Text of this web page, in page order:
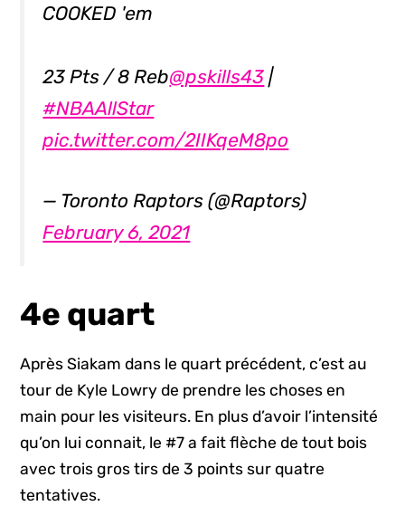
COOKED 'em
23 Pts / 8 Reb@pskills43 |
#NBAAllStar
pic.twitter.com/2IIKqeM8po
— Toronto Raptors (@Raptors)
February 6, 2021
4e quart
Après Siakam dans le quart précédent, c’est au
tour de Kyle Lowry de prendre les choses en
main pour les visiteurs. En plus d’avoir l’intensité
qu’on lui connait, le #7 a fait flèche de tout bois
avec trois gros tirs de 3 points sur quatre
tentatives.